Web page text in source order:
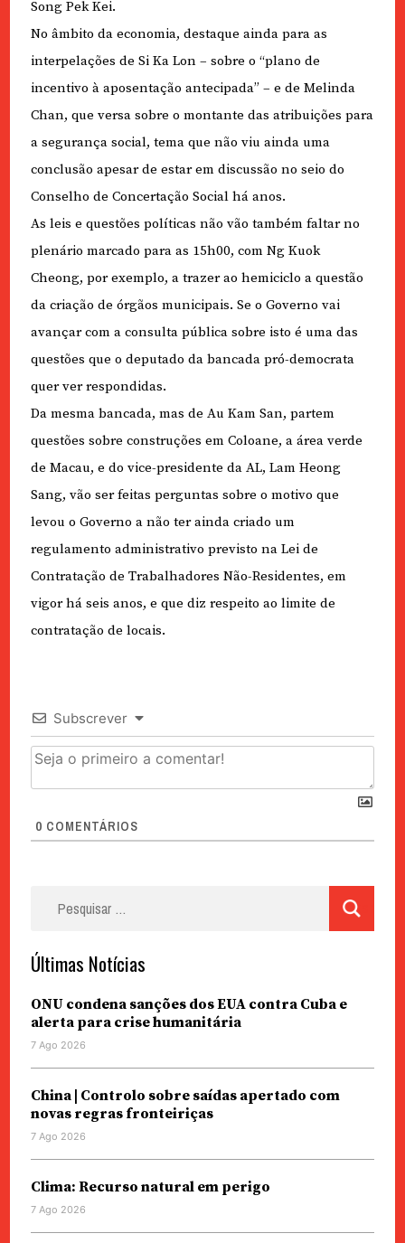
Song Pek Kei.
No âmbito da economia, destaque ainda para as
interpelações de Si Ka Lon – sobre o “plano de
incentivo à aposentação antecipada” – e de Melinda
Chan, que versa sobre o montante das atribuições para
a segurança social, tema que não viu ainda uma
conclusão apesar de estar em discussão no seio do
Conselho de Concertação Social há anos.
As leis e questões políticas não vão também faltar no
plenário marcado para as 15h00, com Ng Kuok
Cheong, por exemplo, a trazer ao hemiciclo a questão
da criação de órgãos municipais. Se o Governo vai
avançar com a consulta pública sobre isto é uma das
questões que o deputado da bancada pró-democrata
quer ver respondidas.
Da mesma bancada, mas de Au Kam San, partem
questões sobre construções em Coloane, a área verde
de Macau, e do vice-presidente da AL, Lam Heong
Sang, vão ser feitas perguntas sobre o motivo que
levou o Governo a não ter ainda criado um
regulamento administrativo previsto na Lei de
Contratação de Trabalhadores Não-Residentes, em
vigor há seis anos, e que diz respeito ao limite de
contratação de locais.
Subscrever
0 COMENTÁRIOS
Últimas Notícias
ONU condena sanções dos EUA contra Cuba e
alerta para crise humanitária
7 Ago 2026
China | Controlo sobre saídas apertado com
novas regras fronteiriças
7 Ago 2026
Clima: Recurso natural em perigo
7 Ago 2026